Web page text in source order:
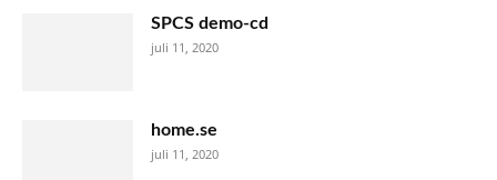
SPCS demo-cd
juli 11, 2020
home.se
juli 11, 2020